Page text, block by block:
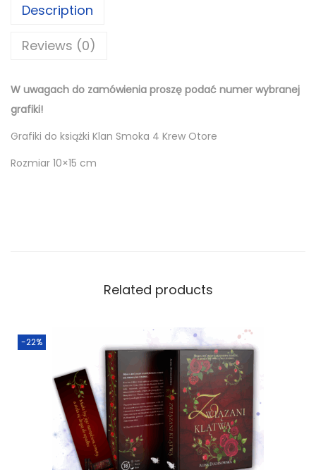
Description
Reviews (0)
W uwagach do zamówienia proszę podać numer wybranej
grafiki!
Grafiki do książki Klan Smoka 4 Krew Otore
Rozmiar 10×15 cm
Related products
-22%